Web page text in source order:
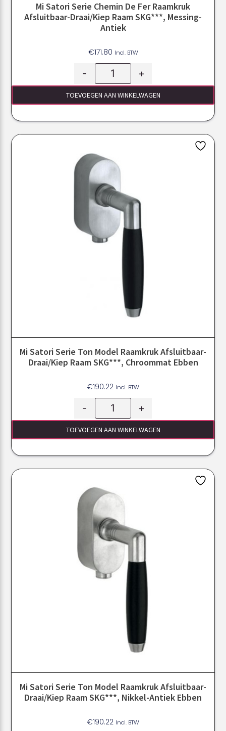
Mi Satori Serie Chemin De Fer Raamkruk
Afsluitbaar-Draai/kiep Raam SKG***, Messing-
Antiek
€171.80 Incl. BTW
- +
TOEVOEGEN AAN WINKELWAGEN
Mi Satori Serie Ton Model Raamkruk Afsluitbaar-
Draai/kiep Raam SKG***, Chroommat Ebben
€190.22 Incl. BTW
- +
TOEVOEGEN AAN WINKELWAGEN
Mi Satori Serie Ton Model Raamkruk Afsluitbaar-
Draai/kiep Raam SKG***, Nikkel-Antiek Ebben
€190.22 Incl. BTW